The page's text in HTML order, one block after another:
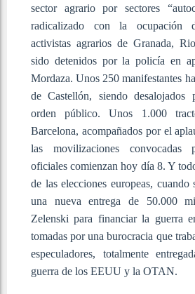
sector agrario por sectores
radicalizado con la ocupación
activistas agrarios de Granada,
sido detenidos por la policía en
Mordaza. Unos 250 manifestantes
de Castellón, siendo desalojados
orden público. Unos 1.000
Barcelona, acompañados por el
las movilizaciones convocadas
oficiales comienzan hoy día 8. Y
de las elecciones europeas, cuando
una nueva entrega de 50.000
Zelenski para financiar la guerra
tomadas por una burocracia que
especuladores, totalmente
guerra de los EEUU y la OTAN.